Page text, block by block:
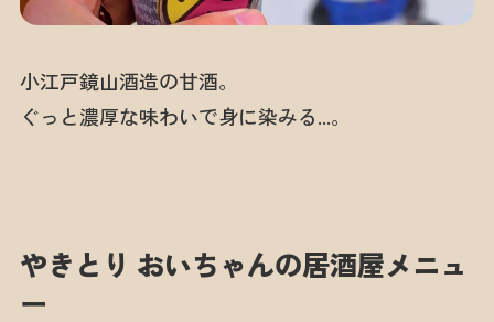
小江戸鏡山酒造の甘酒。
ぐっと濃厚な味わいで身に染みる…。
やきとり おいちゃんの居酒屋メニュ
ー